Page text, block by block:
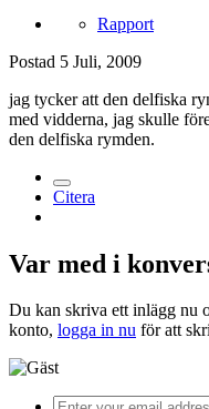
Rapport
Postad 5 Juli, 2009
jag tycker att den delfiska
med vidderna, jag skulle
den delfiska rymden.
Citera
Var med i
Du kan skriva ett inlägg nu
konto, logga in nu för att